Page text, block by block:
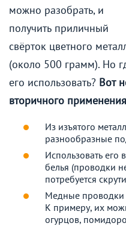
можно разобрать, и
получить приличный
свёрток цветного
(около 500 грамм). Но
его использовать? Вот
вторичного
Из изъятого
разнообразные
Использовать его
белья (проводки
потребуется
Медные проводки
К примеру, их
огурцов,